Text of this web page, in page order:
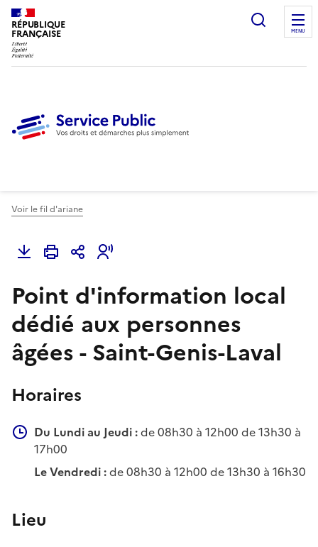
RÉPUBLIQUE
FRANÇAISE
Ouvrir
MENU
Voir le fil d'ariane
Point d'information local
dédié aux personnes
âgées - Saint-Genis-Laval
Horaires
Du Lundi au Jeudi :de 08h30 à 12h00 de 13h30 à
17h00
Le Vendredi :de 08h30 à 12h00 de 13h30 à 16h30
Lieu